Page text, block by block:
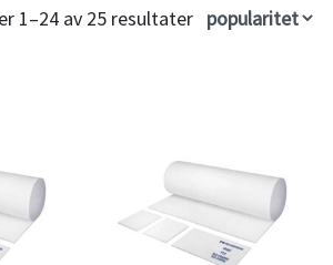
1–24 av 25 resultater